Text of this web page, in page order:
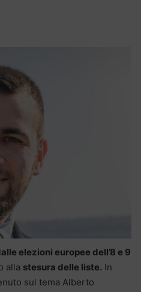
elezioni europee dell’8 e 9
alla stesura delle liste. In
sul tema Alberto